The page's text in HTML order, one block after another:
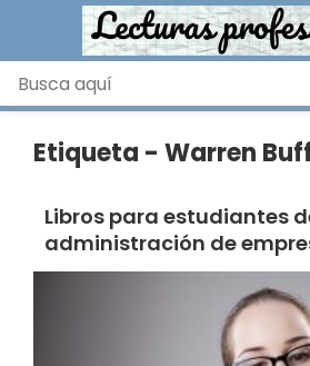
Etiqueta - Warren
Libros para estudiantes
administración de